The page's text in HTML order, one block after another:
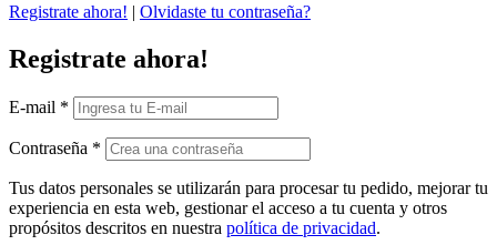
Registrate ahora! | Olvidaste tu contraseña?
Registrate ahora!
E-mail *
Contraseña *
Tus datos personales se utilizarán para procesar tu pedido, mejorar tu
experiencia en esta web, gestionar el acceso a tu cuenta y otros
propósitos descritos en nuestra política de privacidad.